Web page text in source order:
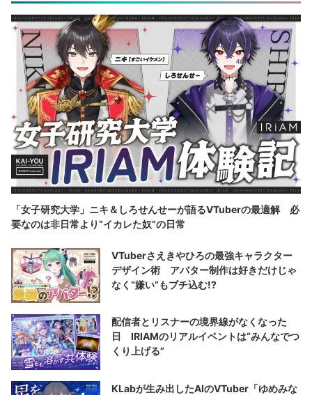
「女子研究大学」ニキ＆しろせんせーが語るVTuberの最適解 必
要なのは非日常より“イカレた奴”の日常
VTuberさえきやひろの最強キャラクター
デザイン術 アバター制作は好きだけじゃ
なく“嫌い”もブチ込む!?
配信者とリスナーの境界線がなくなった
日 IRIAMのリアルイベントは“みんなでつ
くり上げる”
KLabが生み出したAIのVTuber「ゆめみな